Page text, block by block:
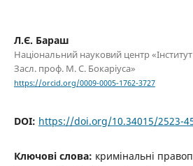
Л.Є. Бараш
Національний науковий центр
Засл. проф. М. С. Бокаріуса»
https://orcid.org/0009-0005-1762-3727
DOI: https://doi.org/10.34015/2523-
Ключові слова: кримінальні